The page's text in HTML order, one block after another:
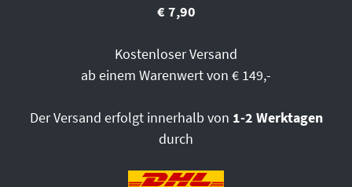
€ 7,90
Kostenloser Versand
ab einem Warenwert von € 149,-
Der Versand erfolgt innerhalb von 1-2 Werktagen
durch